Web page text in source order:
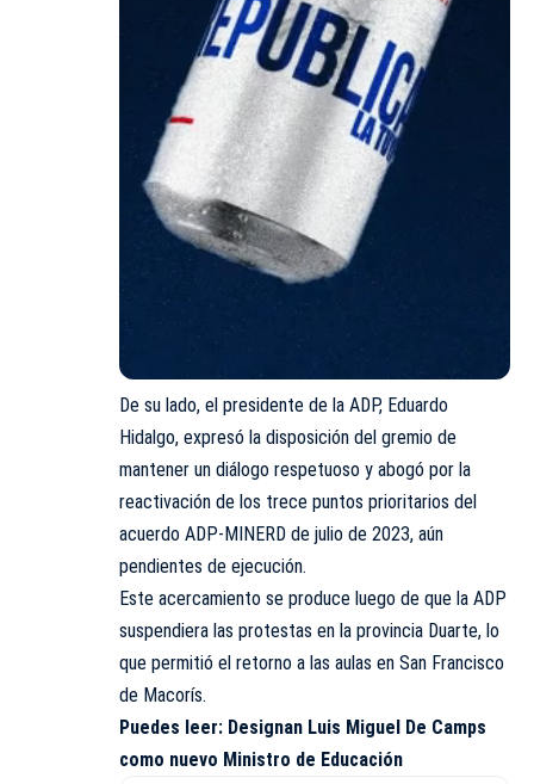
De su lado, el presidente de la ADP, Eduardo
Hidalgo, expresó la disposición del gremio de
mantener un diálogo respetuoso y abogó por la
reactivación de los trece puntos prioritarios del
acuerdo ADP-MINERD de julio de 2023, aún
pendientes de ejecución.
Este acercamiento se produce luego de que la ADP
suspendiera las protestas en la provincia Duarte, lo
que permitió el retorno a las aulas en San Francisco
de Macorís.
Puedes leer: Designan Luis Miguel De Camps
como nuevo Ministro de Educación